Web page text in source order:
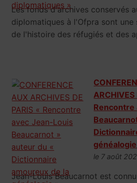
Les fonds d'archives conservés
diplomatiques à l'Ofpra sont une
de l'histoire des réfugiés et des
ARCHIVES
Rencontre
le 7 août
Jean-Louis Beaucarnot est